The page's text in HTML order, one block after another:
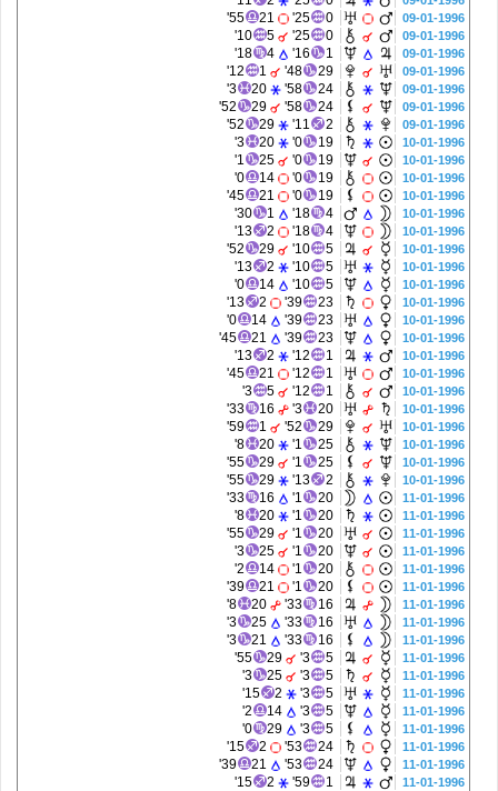
09-01-1996
0
25'
21
55'
09-01-1996
0
25'
5
10'
09-01-1996
1
16'
4
18'
09-01-1996
29
48'
1
12'
09-01-1996
24
58'
20
3'
09-01-1996
24
58'
29
52'
09-01-1996
2
11'
29
52'
10-01-1996
19
0'
20
3'
10-01-1996
19
0'
25
1'
10-01-1996
19
0'
14
0'
10-01-1996
19
0'
21
45'
10-01-1996
4
18'
1
30'
10-01-1996
4
18'
2
13'
10-01-1996
5
10'
29
52'
10-01-1996
5
10'
2
13'
10-01-1996
5
10'
14
0'
10-01-1996
23
39'
2
13'
10-01-1996
23
39'
14
0'
10-01-1996
23
39'
21
45'
10-01-1996
1
12'
2
13'
10-01-1996
1
12'
21
45'
10-01-1996
1
12'
5
3'
10-01-1996
20
3'
16
33'
10-01-1996
29
52'
1
59'
10-01-1996
25
1'
20
8'
10-01-1996
25
1'
29
55'
10-01-1996
2
13'
29
55'
11-01-1996
20
1'
16
33'
11-01-1996
20
1'
20
8'
11-01-1996
20
1'
29
55'
11-01-1996
20
1'
25
3'
11-01-1996
20
1'
14
2'
11-01-1996
20
1'
21
39'
11-01-1996
16
33'
20
8'
11-01-1996
16
33'
25
3'
11-01-1996
16
33'
21
3'
11-01-1996
5
3'
29
55'
11-01-1996
5
3'
25
3'
11-01-1996
5
3'
2
15'
11-01-1996
5
3'
14
2'
11-01-1996
5
3'
29
0'
11-01-1996
24
53'
2
15'
11-01-1996
24
53'
21
39'
11-01-1996
1
59'
2
15'